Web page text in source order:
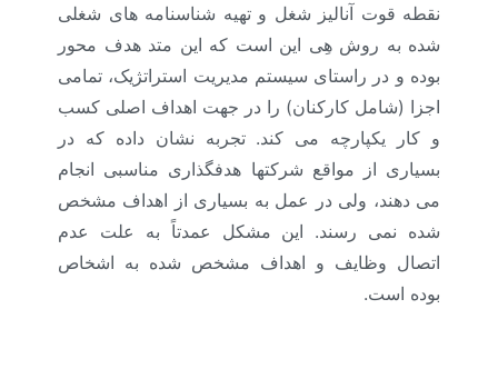
نقطه قوت آنالیز شغل و تهیه شناسنامه های شغلی
شده به روش هِی این است که این متد هدف محور
بوده و در راستای سیستم مدیریت استراتژیک، تمامی
اجزا (شامل کارکنان) را در جهت اهداف اصلی کسب
و کار یکپارچه می کند. تجربه نشان داده که در
بسیاری از مواقع شرکتها هدفگذاری مناسبی انجام
می دهند، ولی در عمل به بسیاری از اهداف مشخص
شده نمی رسند. این مشکل عمدتاً به علت عدم
اتصال وظایف و اهداف مشخص شده به اشخاص
بوده است.